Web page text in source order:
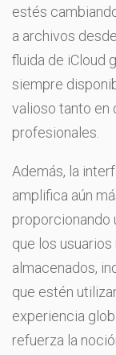
estés
a archivos
fluida de iCloud
siempre
valioso tanto en
profesionales.
Además, la
amplifica aún
proporcionando
que los
almacenados,
que estén
experiencia
refuerza la